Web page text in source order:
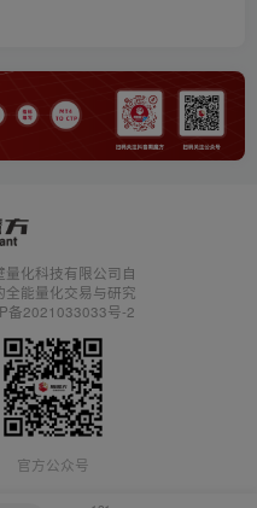
化科技有限公司自
能量化交易与研究
备2021033033号-2
官方公众号